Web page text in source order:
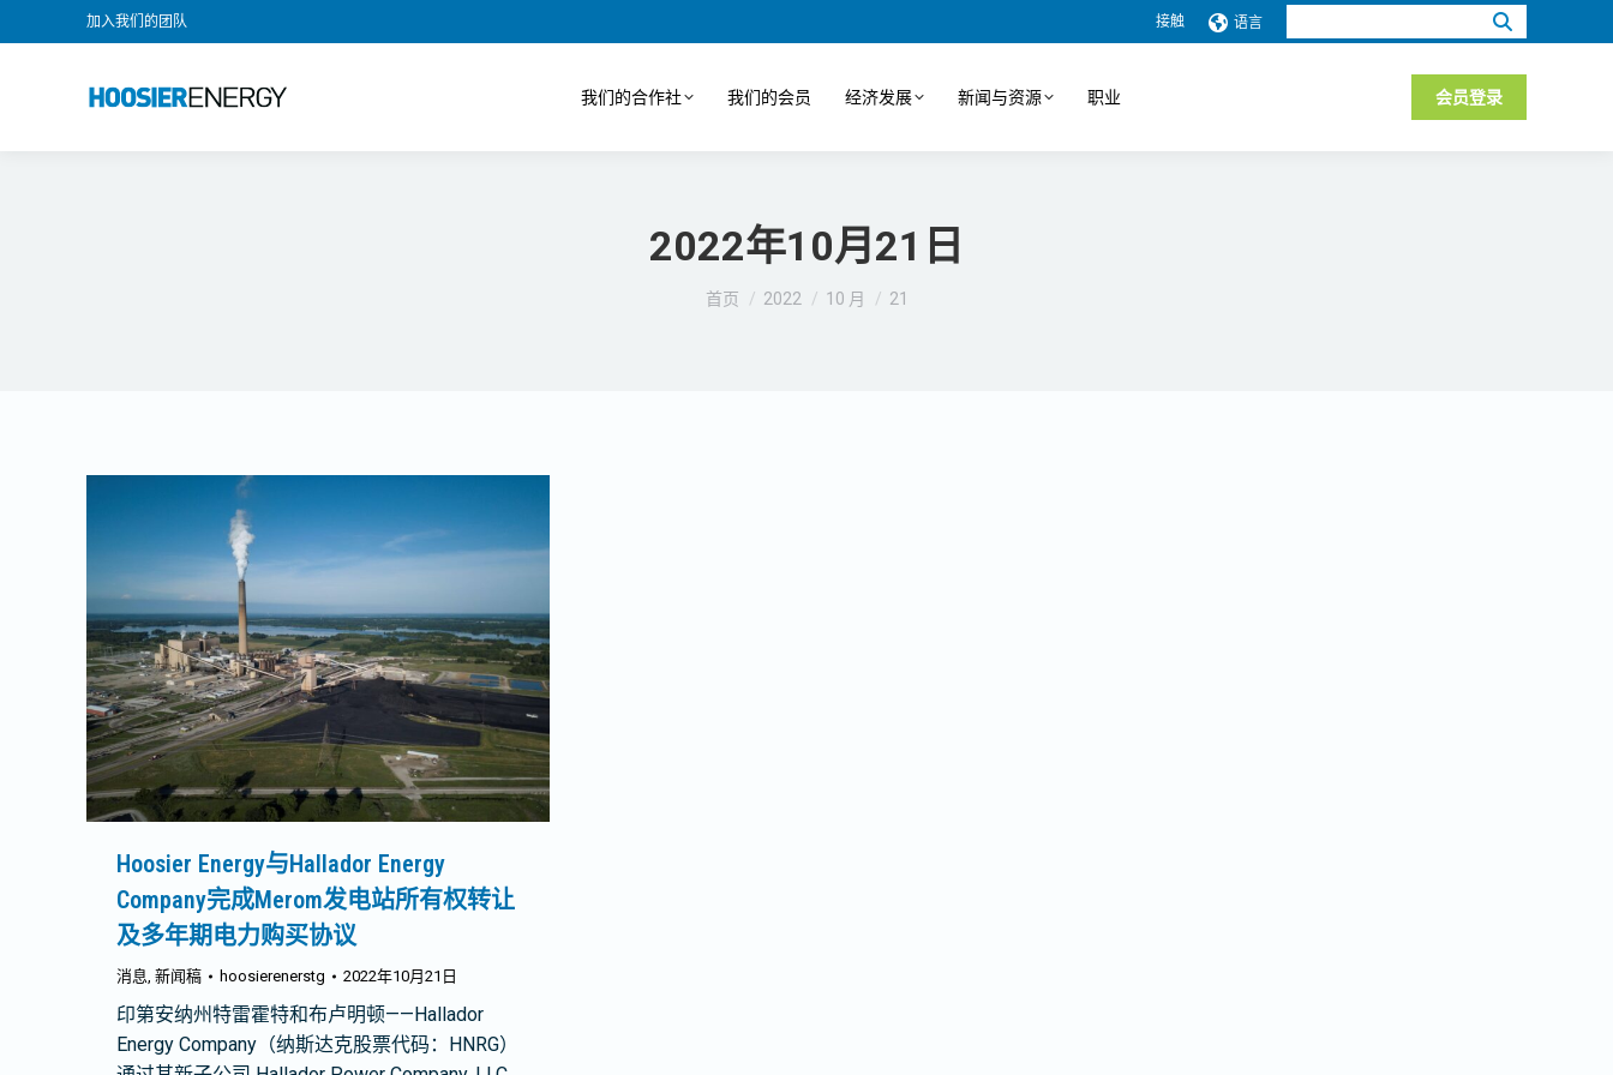
加入我们的团队 接触 语言
索：
我们的合作社 我们的会员 经济发展 新闻与资源 职业 会员登录
2022年10月21日
您在这里：
首页 2022 10 月 21
Hoosier Energy与Hallador Energy
Company完成Merom发电站所有权转让
及多年期电力购买协议
消息, 新闻稿 hoosierenerstg 2022年10月21日
印第安纳州特雷霍特和布卢明顿——Hallador
Energy Company（纳斯达克股票代码：HNRG）